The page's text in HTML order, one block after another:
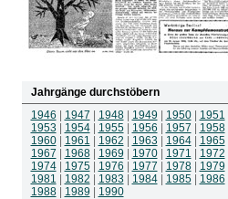
Jahrgänge durchstöbern
1946
1947 1948| 1949 1950| 1951
1953
1954| 1955| 1956 1957 1958|
1960| 1961 1962 1963 1964| 1965|
1967
1968| 1969 1970| 1971 1972
1974| 1975| 1976 1977 1978| 1979
1981
1982 1983 1984| 1985| 1986
1988| 1989 1990